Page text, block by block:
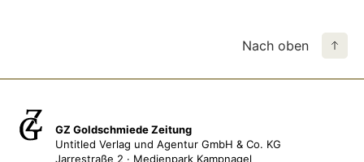
Nach oben
GZ Goldschmiede Zeitung
Untitled Verlag und Agentur GmbH & Co. KG
Jarrestraße 2 · Medienpark Kampnagel